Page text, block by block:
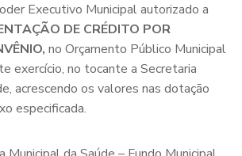
Executivo Municipal autorizado a
DE CRÉDITO POR
no Orçamento Público Municipal
exercício, no tocante a Secretaria
acrescendo os valores nas dotação
especificada.